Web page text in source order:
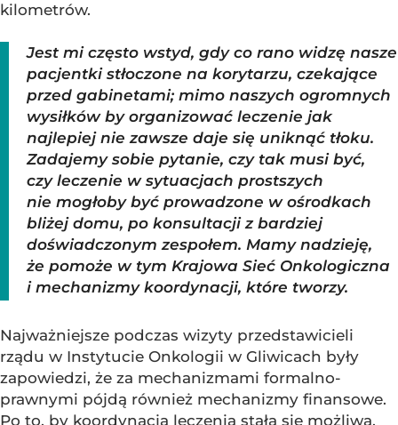
kilometrów.
Jest mi często wstyd, gdy co rano widzę nasze
pacjentki stłoczone na korytarzu, czekające
przed gabinetami; mimo naszych ogromnych
wysiłków by organizować leczenie jak
najlepiej nie zawsze daje się uniknąć tłoku.
Zadajemy sobie pytanie, czy tak musi być,
czy leczenie w sytuacjach prostszych
nie mogłoby być prowadzone w ośrodkach
bliżej domu, po konsultacji z bardziej
doświadczonym zespołem. Mamy nadzieję,
że pomoże w tym Krajowa Sieć Onkologiczna
i mechanizmy koordynacji, które tworzy.
Najważniejsze podczas wizyty przedstawicieli
rządu w Instytucie Onkologii w Gliwicach były
zapowiedzi, że za mechanizmami formalno-
prawnymi pójdą również mechanizmy finansowe.
Po to, by koordynacja leczenia stała się możliwa,